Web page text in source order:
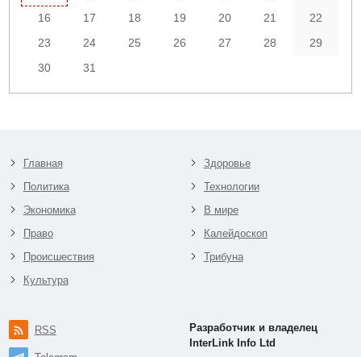
16
17 18 19 20 21
22
23
24 25 26 27 28
29
30
31
Главная
Политика
Экономика
Право
Происшествия
Культура
Здоровье
Технологии
В мире
Калейдоскоп
Трибуна
RSS
Разработчик и владелец
InterLink Info Ltd